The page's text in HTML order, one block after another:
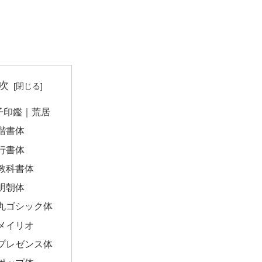
印鑑｜荒居
書体
書体
科書体
朝体
ゴシック体
イリオ
レゼンス体